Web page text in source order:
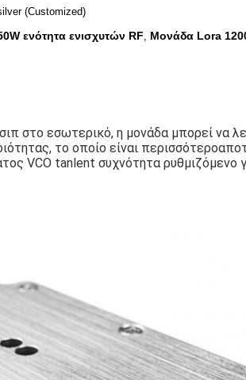
(Customized)
ενότητα ενισχυτών RF, Μονάδα Lora
στο εσωτερικό, η μονάδα μπορεί να
το οποίο είναι περισσότερο
VCO tanlent συχνότητα ρυθμιζόμενο